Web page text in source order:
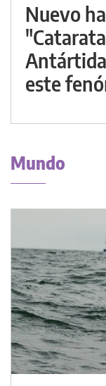
Nuevo
este
Mundo